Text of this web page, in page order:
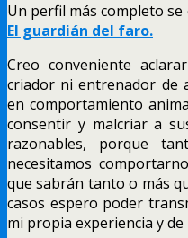
Un perfil más completo
El guardián del faro.
Creo conveniente
criador ni entrenador de
en comportamiento
consentir y malcriar a
razonables, porque
necesitamos
que sabrán tanto o más
casos espero poder
mi propia experiencia y